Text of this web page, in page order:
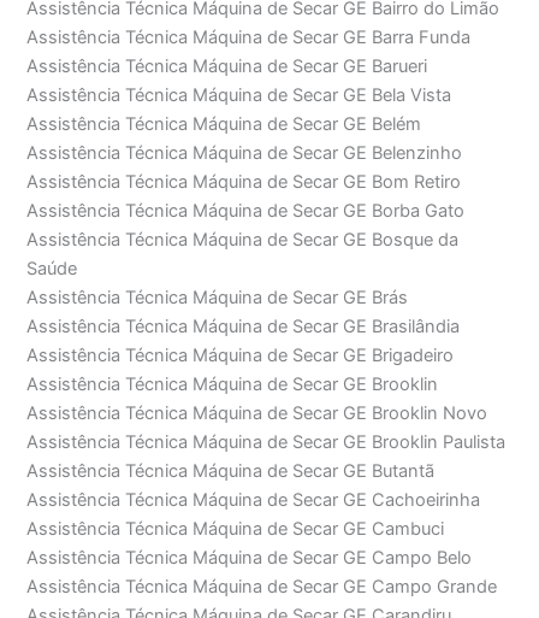
Assistência Técnica Máquina de Secar GE Bairro do Limão
Assistência Técnica Máquina de Secar GE Barra Funda
Assistência Técnica Máquina de Secar GE Barueri
Assistência Técnica Máquina de Secar GE Bela Vista
Assistência Técnica Máquina de Secar GE Belém
Assistência Técnica Máquina de Secar GE Belenzinho
Assistência Técnica Máquina de Secar GE Bom Retiro
Assistência Técnica Máquina de Secar GE Borba Gato
Assistência Técnica Máquina de Secar GE Bosque da
Saúde
Assistência Técnica Máquina de Secar GE Brás
Assistência Técnica Máquina de Secar GE Brasilândia
Assistência Técnica Máquina de Secar GE Brigadeiro
Assistência Técnica Máquina de Secar GE Brooklin
Assistência Técnica Máquina de Secar GE Brooklin Novo
Assistência Técnica Máquina de Secar GE Brooklin Paulista
Assistência Técnica Máquina de Secar GE Butantã
Assistência Técnica Máquina de Secar GE Cachoeirinha
Assistência Técnica Máquina de Secar GE Cambuci
Assistência Técnica Máquina de Secar GE Campo Belo
Assistência Técnica Máquina de Secar GE Campo Grande